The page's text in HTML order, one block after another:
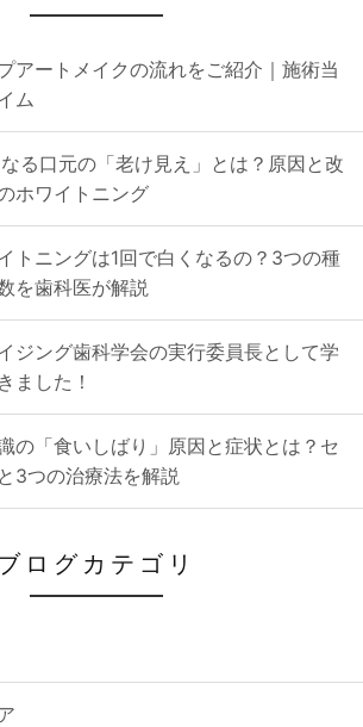
アートメイクの流れをご紹介｜施術当
ム
る口元の「老け見え」とは？原因と改
ホワイトニング
トニングは1回で白くなるの？3つの種
を歯科医が解説
ジング歯科学会の実行委員長として学
ました！
の「食いしばり」原因と症状とは？セ
3つの治療法を解説
ログカテゴリ